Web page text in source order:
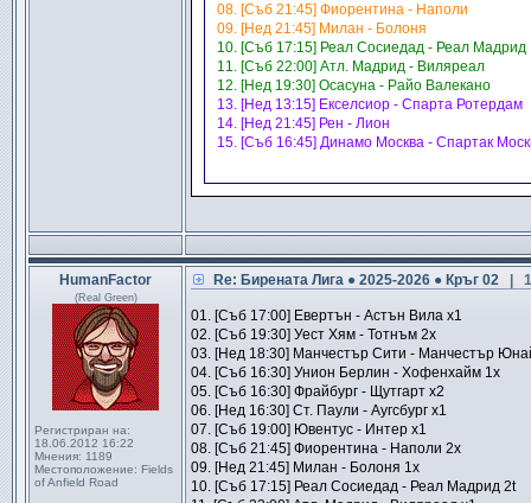
08. [Съб 21:45] Фиорентина - Наполи
09. [Нед 21:45] Милан - Болоня
10. [Съб 17:15] Реал Сосиедад - Реал Мадрид
11. [Съб 22:00] Атл. Мадрид - Виляреал
12. [Нед 19:30] Осасуна - Райо Валекано
13. [Нед 13:15] Екселсиор - Спарта Ротердам
14. [Нед 21:45] Рен - Лион
15. [Съб 16:45] Динамо Москва - Спартак
HumanFactor
(Real Green)
Регистриран на:
18.06.2012 16:22
Мнения: 1189
Местоположение: Fields
of Anfield Road
Re: Бирената Лига ● 2025-2026 ● Кръг 02 |
01. [Съб 17:00] Евертън - Астън Вила x1
02. [Съб 19:30] Уест Хям - Тотнъм 2x
03. [Нед 18:30] Манчестър Сити - Манчестър
04. [Съб 16:30] Унион Берлин - Хофенхайм 1x
05. [Съб 16:30] Фрайбург - Щутгарт x2
06. [Нед 16:30] Ст. Паули - Аугсбург x1
07. [Съб 19:00] Ювентус - Интер x1
08. [Съб 21:45] Фиорентина - Наполи 2x
09. [Нед 21:45] Милан - Болоня 1x
10. [Съб 17:15] Реал Сосиедад - Реал Мадрид 2t